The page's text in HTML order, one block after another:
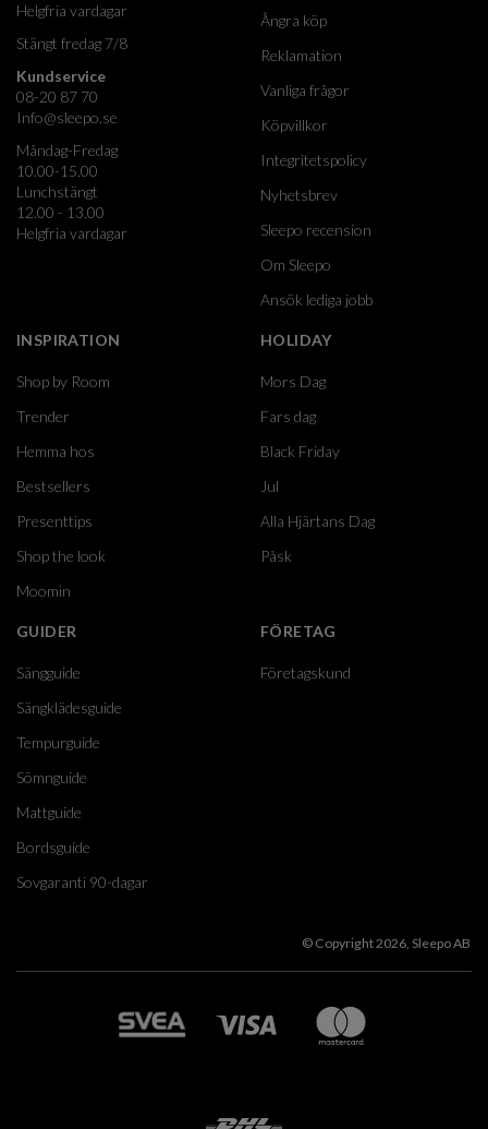
Helgfria vardagar
Stängt fredag 7/8
Kundservice
08-20 87 70
Info@sleepo.se
Måndag-Fredag
10.00-15.00
Lunchstängt
12.00 - 13.00
Helgfria vardagar
Ångra köp
Reklamation
Vanliga frågor
Köpvillkor
Integritetspolicy
Nyhetsbrev
Sleepo recension
Om Sleepo
Ansök lediga jobb
INSPIRATION
Shop by Room
Trender
Hemma hos
Bestsellers
Presenttips
Shop the look
Moomin
HOLIDAY
Mors Dag
Fars dag
Black Friday
Jul
Alla Hjärtans Dag
Påsk
GUIDER
Sängguide
Sängklädesguide
Tempurguide
Sömnguide
Mattguide
Bordsguide
Sovgaranti 90-dagar
FÖRETAG
Företagskund
© Copyright 2026, Sleepo AB